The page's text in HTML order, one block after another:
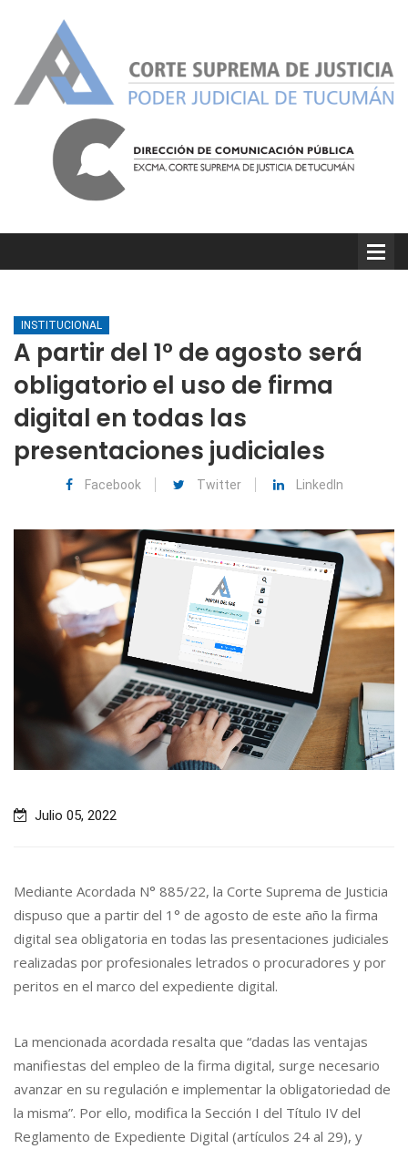
INSTITUCIONAL
A partir del 1° de agosto será
obligatorio el uso de firma
digital en todas las
presentaciones judiciales
Facebook Twitter LinkedIn
Julio 05, 2022
Mediante Acordada N° 885/22, la Corte Suprema de Justicia
dispuso que a partir del 1° de agosto de este año la firma
digital sea obligatoria en todas las presentaciones judiciales
realizadas por profesionales letrados o procuradores y por
peritos en el marco del expediente digital.
La mencionada acordada resalta que “dadas las ventajas
manifiestas del empleo de la firma digital, surge necesario
avanzar en su regulación e implementar la obligatoriedad de
la misma”. Por ello, modifica la Sección I del Título IV del
Reglamento de Expediente Digital (artículos 24 al 29), y